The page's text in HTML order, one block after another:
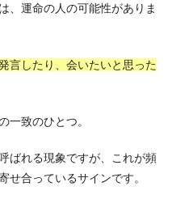
、運命の人の可能性がありま
言したり、会いたいと思った
一致のひとつ。
ばれる現象ですが、これが頻
せ合っているサインです。